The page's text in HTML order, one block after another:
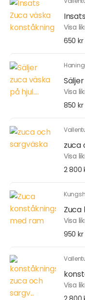
Visa
650 kr
Visa
850 kr
zuca
Visa
2 800
Zuca
Visa
950 kr
Visa